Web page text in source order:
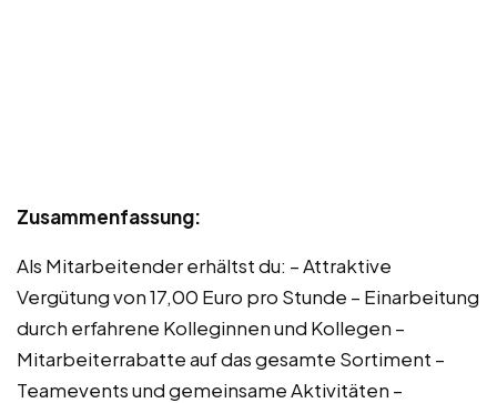
Zusammenfassung:
Als Mitarbeitender erhältst du: – Attraktive
Vergütung von 17,00 Euro pro Stunde – Einarbeitung
durch erfahrene Kolleginnen und Kollegen –
Mitarbeiterrabatte auf das gesamte Sortiment –
Teamevents und gemeinsame Aktivitäten –